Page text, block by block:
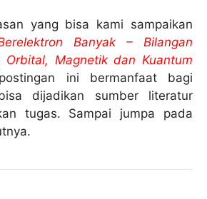
yang bisa kami sampaikan
Banyak – Bilangan
Orbital, Magnetik dan Kuantum
ini bermanfaat bagi
dijadikan sumber literatur
tugas. Sampai jumpa pada